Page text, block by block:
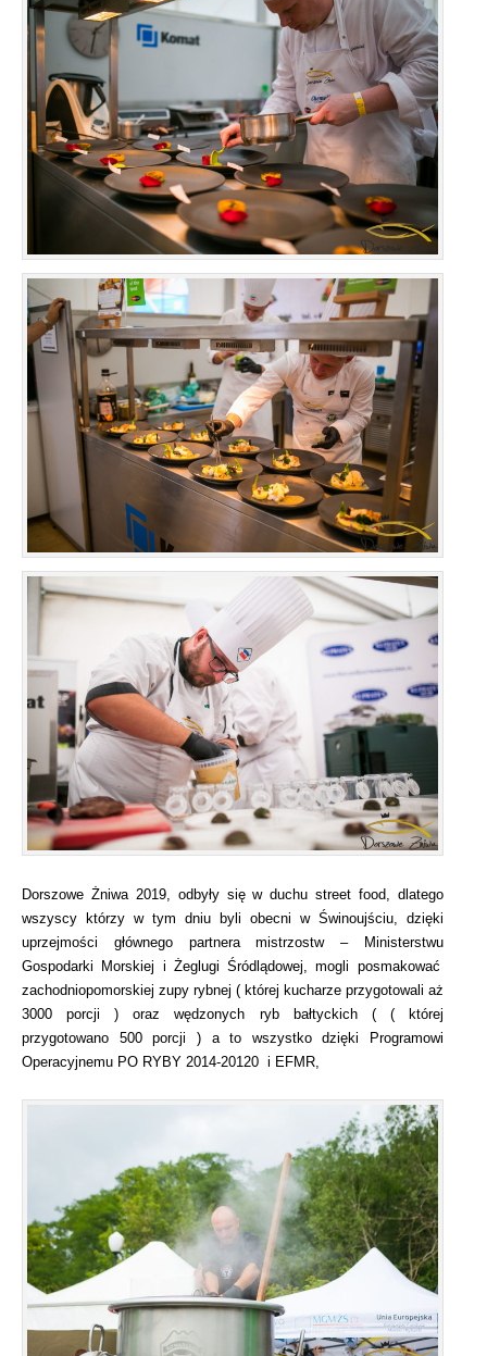
Dorszowe Żniwa 2019, odbyły się w duchu street food, dlatego
wszyscy którzy w tym dniu byli obecni w Świnoujściu, dzięki
uprzejmości głównego partnera mistrzostw –
Ministerstwu
Gospodarki Morskiej i Żeglugi Śródlądowej,mogli posmakować
zachodniopomorskiej zupy rybnej ( której kucharze przygotowali aż
3000 porcji ) oraz wędzonych ryb bałtyckich ( ( której
przygotowano 500 porcji ) a to wszystko dzięki Programowi
Operacyjnemu PO RYBY 2014-20120 i EFMR,